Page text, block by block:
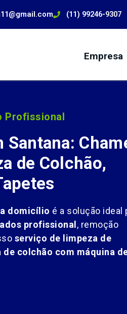
(11) 99246-9307
Empresa
Profissional
de Colchão,
domicílio é a solução ideal
profissional, remoção
serviço de limpeza de
de colchão com máquina